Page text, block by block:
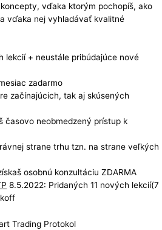
vďaka ktorým pochopíš, ako
vďaka nej vyhladávať kvalitné
lekcií + neustále pribúdajúce nové
zadarmo
začínajúcich, tak aj skúsených
časovo neobmedzený prístup k
strane trhu tzn. na strane veľkých
osobnú konzultáciu ZDARMA
8.5.2022: Pridaných 11 nových lekcií(7